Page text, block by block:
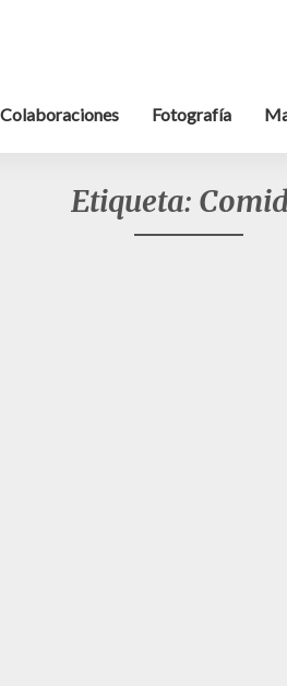
Colaboraciones Fotografía
Etiqueta: